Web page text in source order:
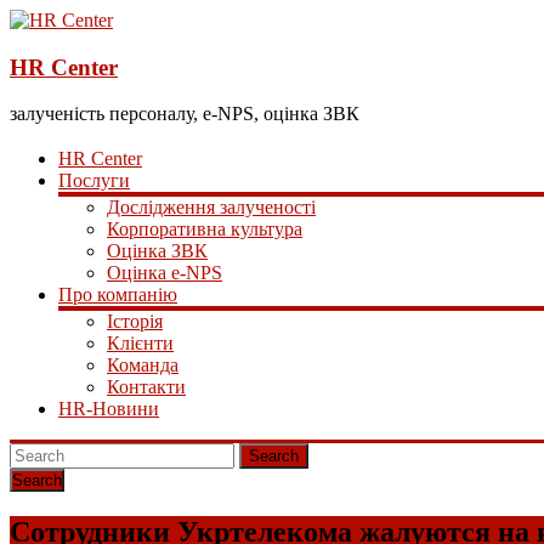
HR Center
залученість персоналу, e-NPS, оцінка ЗВК
HR Center
Послуги
Дослідження залученості
Корпоративна культура
Оцінка ЗВК
Оцінка e-NPS
Про компанію
Історія
Клієнти
Команда
Контакти
HR-Новини
Search
Сотрудники Укртелекома жалуются на